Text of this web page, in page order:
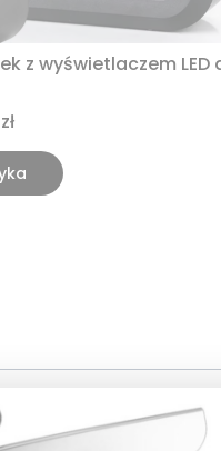
z wyświetlaczem LED